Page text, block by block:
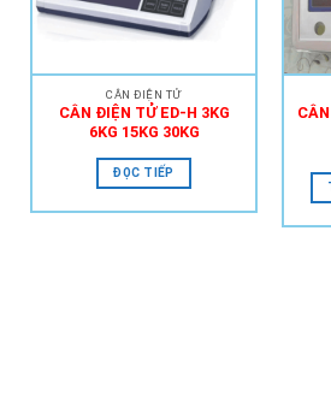
CÂN ĐIỆN TỬ
CÂN ĐIỆN TỬ ED-H 3KG
6KG 15KG 30KG
ĐỌC TIẾP